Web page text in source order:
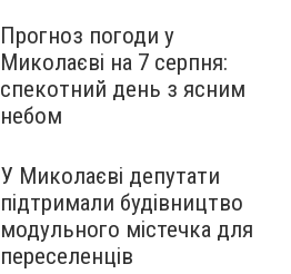
Прогноз погоди у
Миколаєві на 7 серпня:
спекотний день з ясним
небом
У Миколаєві депутати
підтримали будівництво
модульного містечка для
переселенців